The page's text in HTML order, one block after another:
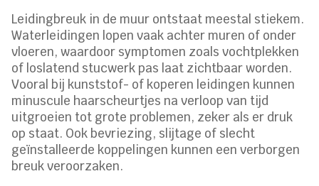
Leidingbreuk in de muur ontstaat meestal stiekem.
Waterleidingen lopen vaak achter muren of onder
vloeren, waardoor symptomen zoals vochtplekken
of loslatend stucwerk pas laat zichtbaar worden.
Vooral bij kunststof- of koperen leidingen kunnen
minuscule haarscheurtjes na verloop van tijd
uitgroeien tot grote problemen, zeker als er druk
op staat. Ook bevriezing, slijtage of slecht
geïnstalleerde koppelingen kunnen een verborgen
breuk veroorzaken.